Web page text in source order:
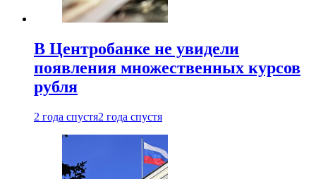
В Центробанке не увидели
появления множественных курсов
рубля
2 года спустя2 года спустя